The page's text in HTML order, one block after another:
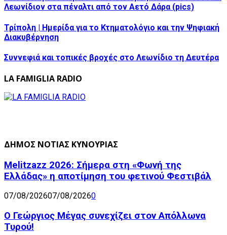
Λεωνίδιον στα πέναλτι από τον Αετό Δάρα (pics)
Τρίπολη | Ημερίδα για το Κτηματολόγιο και την Ψηφιακή
Διακυβέρνηση
Συννεφιά και τοπικές βροχές στο Λεωνίδιο τη Δευτέρα
LA FAMIGLIA RADIO
ΔΗΜΟΣ ΝΟΤΙΑΣ ΚΥΝΟΥΡΙΑΣ
Melitzazz 2026: Σήμερα στη «Φωνή της
Ελλάδας» η αποτίμηση του φετινού Φεστιβάλ
07/08/202607/08/20260
Ο Γεώργιος Μέγας συνεχίζει στον Απόλλωνα
Τυρού!